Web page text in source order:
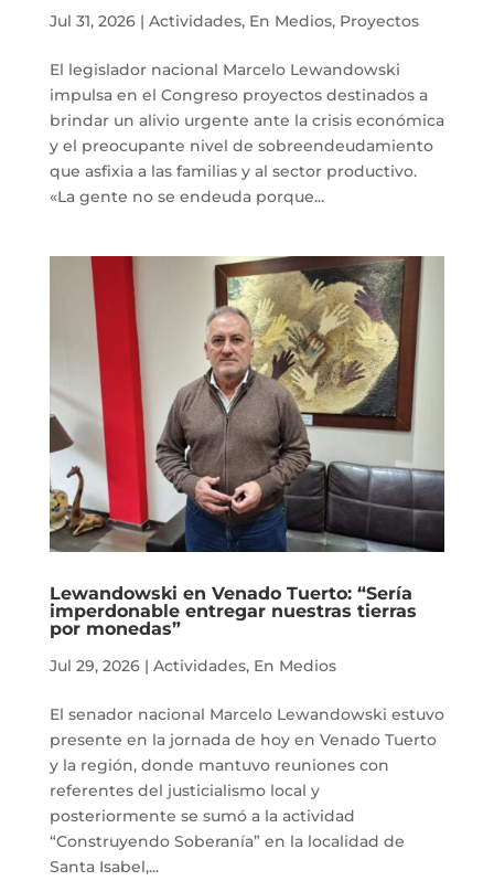
Jul 31, 2026| Actividades, En Medios, Proyectos
El legislador nacional Marcelo Lewandowski
impulsa en el Congreso proyectos destinados a
brindar un alivio urgente ante la crisis económica
y el preocupante nivel de sobreendeudamiento
que asfixia a las familias y al sector productivo.
«La gente no se endeuda porque...
Lewandowski en Venado Tuerto: “Sería
imperdonable entregar nuestras tierras
por monedas”
Jul 29, 2026| Actividades, En Medios
El senador nacional Marcelo Lewandowski estuvo
presente en la jornada de hoy en Venado Tuerto
y la región, donde mantuvo reuniones con
referentes del justicialismo local y
posteriormente se sumó a la actividad
“Construyendo Soberanía” en la localidad de
Santa Isabel,...